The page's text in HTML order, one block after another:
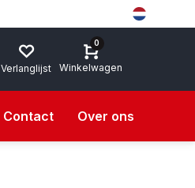
Verlanglijst
0
Winkelwagen
Contact Over ons